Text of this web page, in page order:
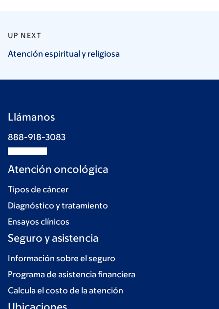
UP NEXT
Atención espiritual y religiosa
Llámanos
888-918-3083
Atención oncológica
Tipos de cáncer
Diagnóstico y tratamiento
Ensayos clínicos
Seguro y asistencia
Información sobre el seguro
Programa de asistencia financiera
Calcula el costo de la atención